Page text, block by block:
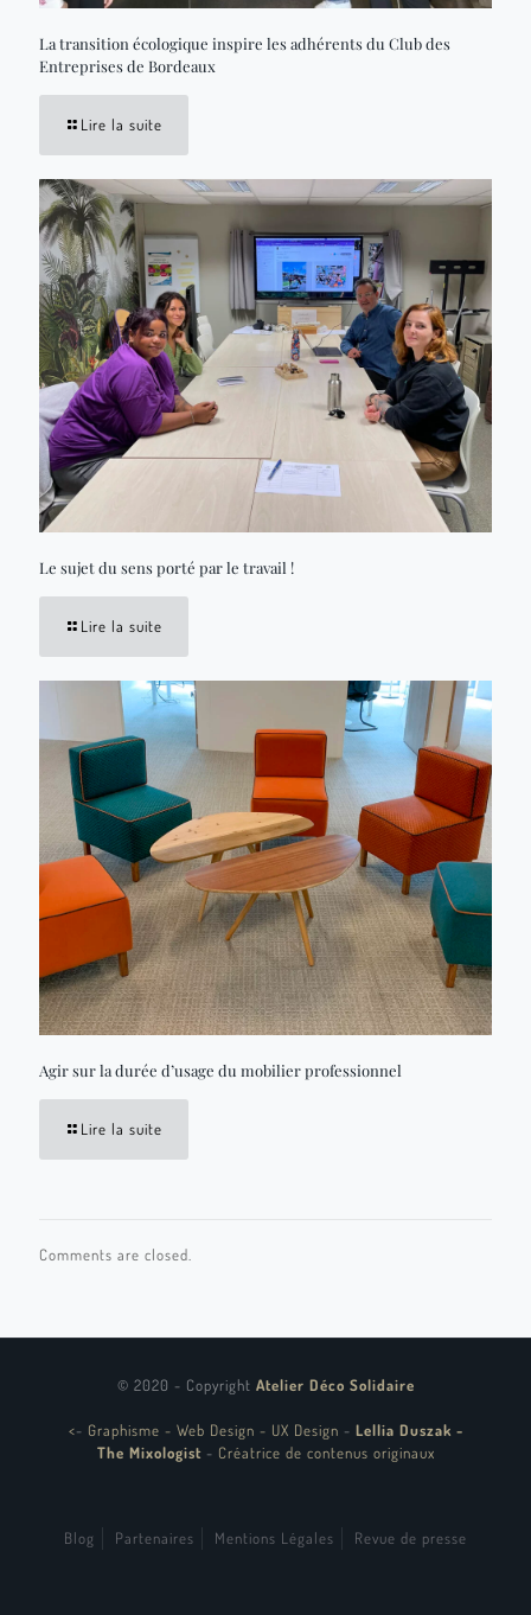
La transition écologique inspire les adhérents du Club des
Entreprises de Bordeaux
Lire la suite
Le sujet du sens porté par le travail !
Lire la suite
Agir sur la durée d’usage du mobilier professionnel
Lire la suite
Comments are closed.
© 2020 - Copyright Atelier Déco Solidaire
<- Graphisme - Web Design - UX Design - Lellia Duszak -
The Mixologist - Créatrice de contenus originaux
Blog Partenaires Mentions Légales Revue de presse